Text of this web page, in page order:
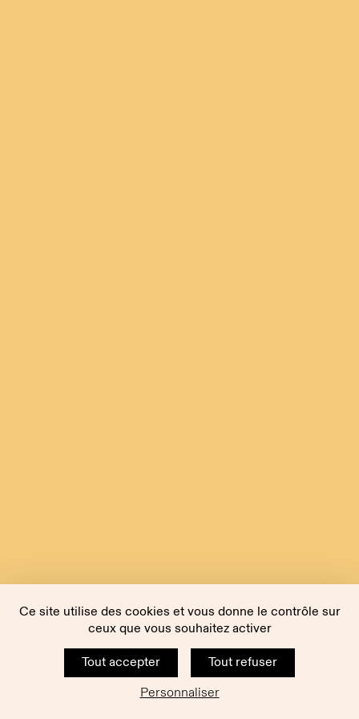
Ce site utilise des cookies et vous donne le contrôle sur
ceux que vous souhaitez activer
Tout accepter
Tout refuser
Personnaliser